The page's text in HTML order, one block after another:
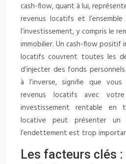
cash-flow, quant à lui,
revenus locatifs et
l’investissement, y compris le
immobilier. Un cash-flow positif
locatifs couvrent toutes les
d’injecter des fonds
à l’inverse, signifie que
revenus locatifs avec
investissement rentable en
locative peut présenter un
l’endettement est trop
Les facteurs clés